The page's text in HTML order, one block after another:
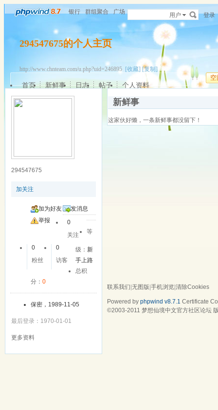
银行 群组聚合 广场 用户 登录
294547675的个人主页
http://www.chnteam.com/u.php?uid=246895 [收藏] [复制]
空
首页 新鲜事 日志 帖子 个人资料
294547675
加关注
加为好友
发消息
举报
0
关注
0
粉丝
0
访客
等
级：新
手上路
总积
分： 0
保密，1989-11-05
最后登录：1970-01-01
更多资料
新鲜事
这家伙好懒，一条新鲜事都没留下！
联系我们 无图版 手机浏览 清除Cookies
Powered by phpwind v8.7.1 Certificate
©2003-2011 梦想仙境中文官方社区论坛